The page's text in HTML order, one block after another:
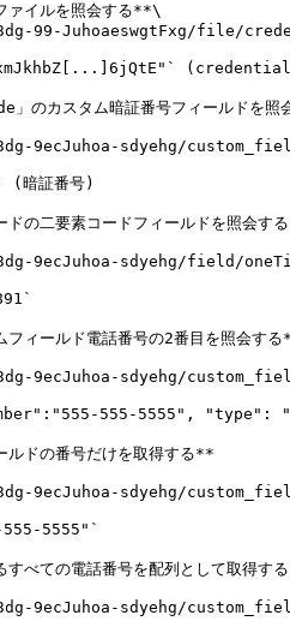
ァイルを照会する**\
99-JuhoaeswgtFxg/file/
」のカスタム暗証番号フィールドを照
9ecJuhoa-sdyehg/
(暗証番号)
ドの二要素コードフィールドを照会す
9ecJuhoa-sdyehg/field/
フィールド電話番号の2番目を照会す
9ecJuhoa-sdyehg/
555-5555", "type":
ルドの番号だけを取得する**
9ecJuhoa-sdyehg/
5555"`
すべての電話番号を配列として取得す
9ecJuhoa-sdyehg/